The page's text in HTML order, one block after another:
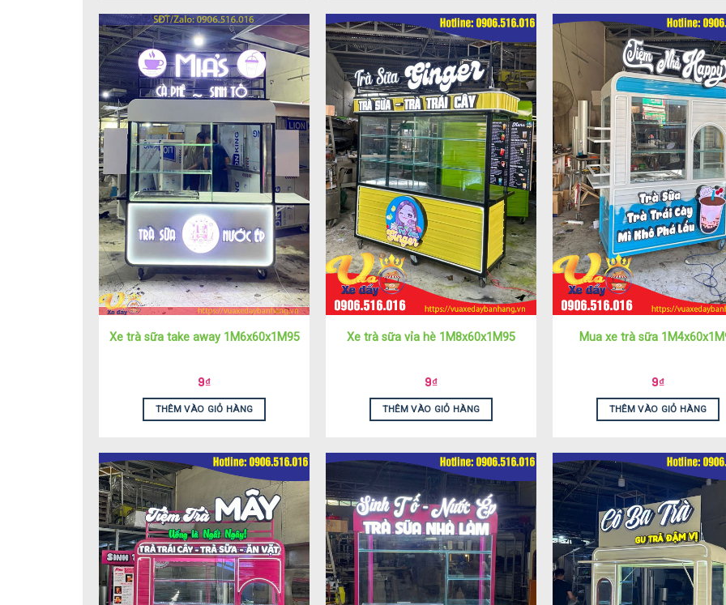
Xe trà sữa take away 1M6x60x1M95
9₫
THÊM VÀO GIỎ HÀNG
Xe trà sữa vỉa hè 1M8x60x1M95
9₫
THÊM VÀO GIỎ HÀNG
Mua xe trà sữa
9₫
THÊM VÀO GIỎ HÀNG